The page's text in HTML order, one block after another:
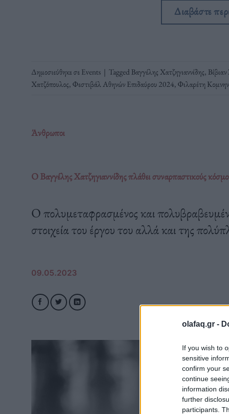
olafaq.gr -
If you wish to
sensitive
confirm your
continue
information
further
participants.
Διαβάστε
Δημοσιεύθηκε σεEvents | TaggedΒαγγέλης Χατζηγιαννίδης,
Χατζόπουλος, Φεστιβάλ Αθηνών Επιδαύρου 2024, Φιλαρέτη
Άνθρωποι
Ο Βαγγέλης Χατζηγιαννίδης πλάθει συναρπαστικούς
Ο πολυμεταφρασμένος και
στοιχεία του έργου του αλλά και της
09.05.2023